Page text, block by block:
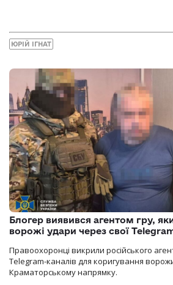
ЮРІЙ ІГНАТ
Блогер виявився агентом гру,
ворожі удари через свої
Правоохоронці викрили російського
Telegram-каналів для коригування
Краматорському напрямку.